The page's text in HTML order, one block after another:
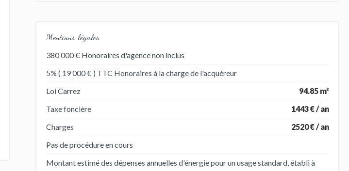
Mentions légales
380 000 € Honoraires d'agence non inclus
5% ( 19 000 € ) TTC Honoraires à la charge de l'acquéreur
Loi Carrez
94.85 m²
Taxe foncière
1443 € / an
Charges
2520 € / an
Pas de procédure en cours
Montant estimé des dépenses annuelles d'énergie pour un usage standard, établi à